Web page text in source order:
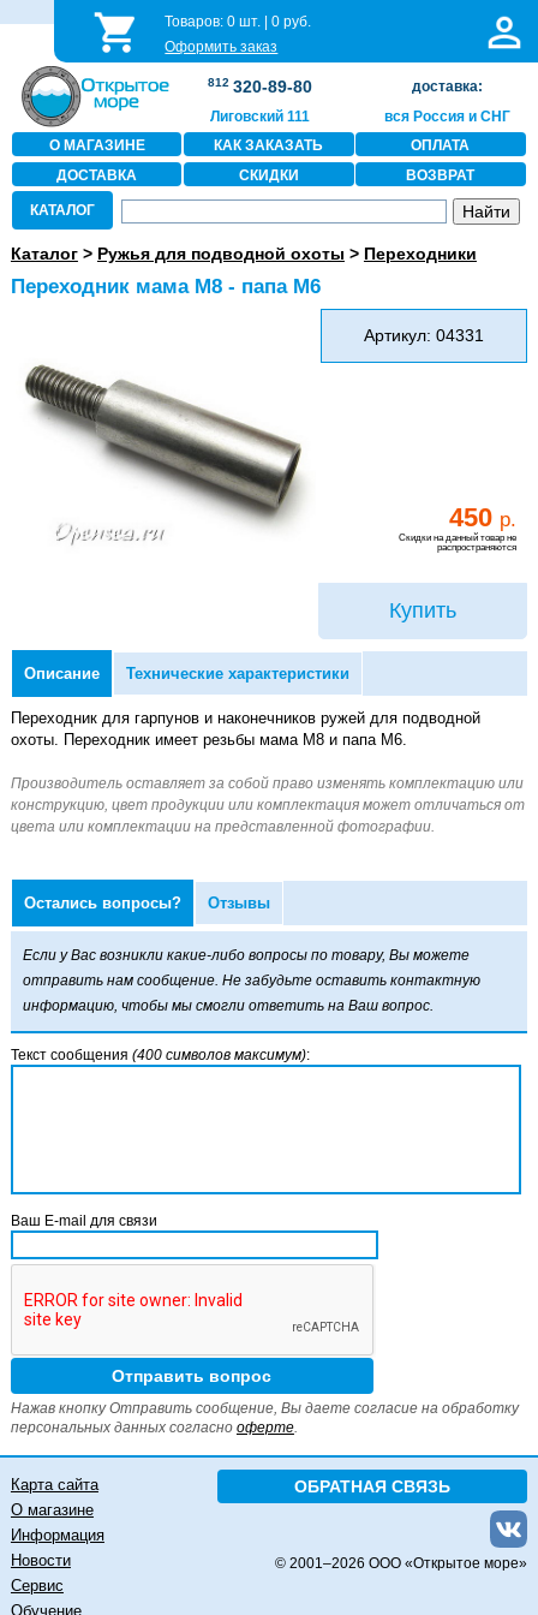
Товаров:0 шт. |0 руб.
Оформить заказ
812 320-89-80
Лиговский 111
доставка:
вся Россия и СНГ
О МАГАЗИНЕ
КАК ЗАКАЗАТЬ
ОПЛАТА
ДОСТАВКА
СКИДКИ ВОЗВРАТ
КАТАЛОГ
Каталог> Ружья для подводной охоты > Переходники
Переходник мама М8 - папа М6
Артикул: 04331
450 р.
Скидки на данный товар не
распространяются
Купить
Описание Технические характеристики
Переходник для гарпунов и наконечников ружей для подводной
охоты. Переходник имеет резьбы мама M8 и папа M6.
Остались вопросы? Отзывы
Если у Вас возникли какие-либо вопросы по товару, Вы можете
отправить нам сообщение. Не забудьте оставить контактную
информацию, чтобы мы смогли ответить на Ваш вопрос.
Текст сообщения (400 символов максимум):
Ваш E-mail для связи
Нажав кнопку Отправить сообщение, Вы даете согласие на обработку
персональных данных согласно оферте.
ОБРАТНАЯ СВЯЗЬ
© 2001–2026 ООО «Открытое море»
Карта сайта
О магазине
Информация
Новости
Сервис
Обучение